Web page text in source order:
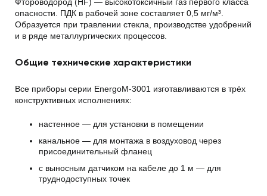
опасности. ПДК в рабочей зоне составляет 0,5 мг/м³.
Образуется при травлении стекла, производстве удобрений
и в ряде металлургических процессов.
Общие технические характеристики
Все приборы серии EnergoM-3001 изготавливаются в трёх
конструктивных исполнениях:
настенное — для установки в помещении
канальное — для монтажа в воздуховод через
присоединительный фланец
с выносным датчиком на кабеле до 1 м — для
труднодоступных точек